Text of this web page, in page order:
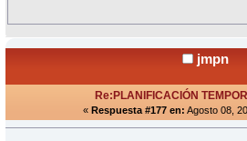
jmpn
Re:PLANIFICACIÓN
« Respuesta #177 en: Agosto 08,